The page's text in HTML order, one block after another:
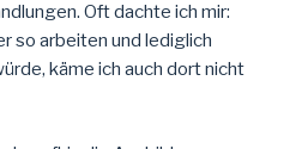
Oft dachte ich mir:
so arbeiten und lediglich
käme ich auch dort nicht